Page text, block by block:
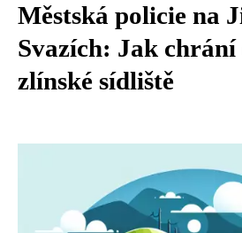
Městská policie na
Svazích: Jak chrání
zlínské sídliště